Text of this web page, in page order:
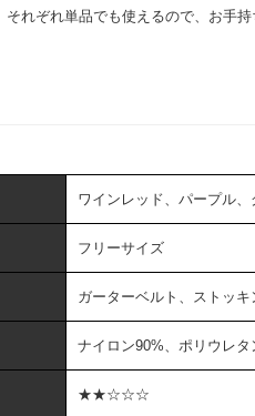
それぞれ単品でも使えるので、お手
ワインレッド、パープル
フリーサイズ
ガーターベルト、ストッ
ナイロン90%、ポリウレタ
★★☆☆☆